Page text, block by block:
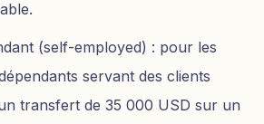
(self-employed) : pour les
servant des clients
transfert de 35 000 USD sur un